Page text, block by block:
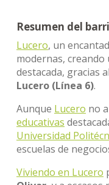
Resumen del
Lucero, un
modernas, creando
destacada, gracias
Lucero (Línea 6).
Aunque Lucero no
educativas
Universidad
escuelas de
Viviendo en Lucero